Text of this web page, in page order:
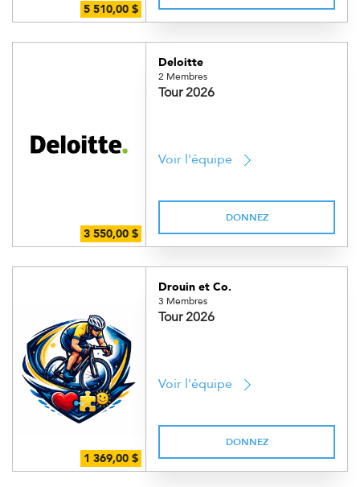
Deloitte
2 Membres
Tour 2026
Voir l'équipe
DONNEZ
Drouin et Co.
3 Membres
Tour 2026
Voir l'équipe
DONNEZ